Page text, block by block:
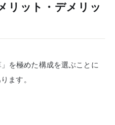
リット・デメリッ
を極めた構成を選ぶことに
ます。